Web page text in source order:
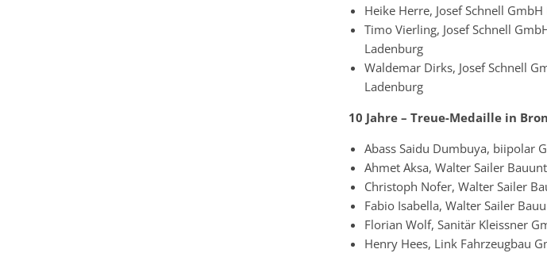
Heike Herre, Josef Schnell
Timo Vierling, Josef Schnell
Ladenburg
Waldemar Dirks, Josef Schnell
Ladenburg
10 Jahre – Treue-Medaille in
Abass Saidu Dumbuya, biipolar
Ahmet Aksa, Walter Sailer
Christoph Nofer, Walter Sailer
Fabio Isabella, Walter Sailer
Florian Wolf, Sanitär Kleissner
Henry Hees, Link Fahrzeugbau